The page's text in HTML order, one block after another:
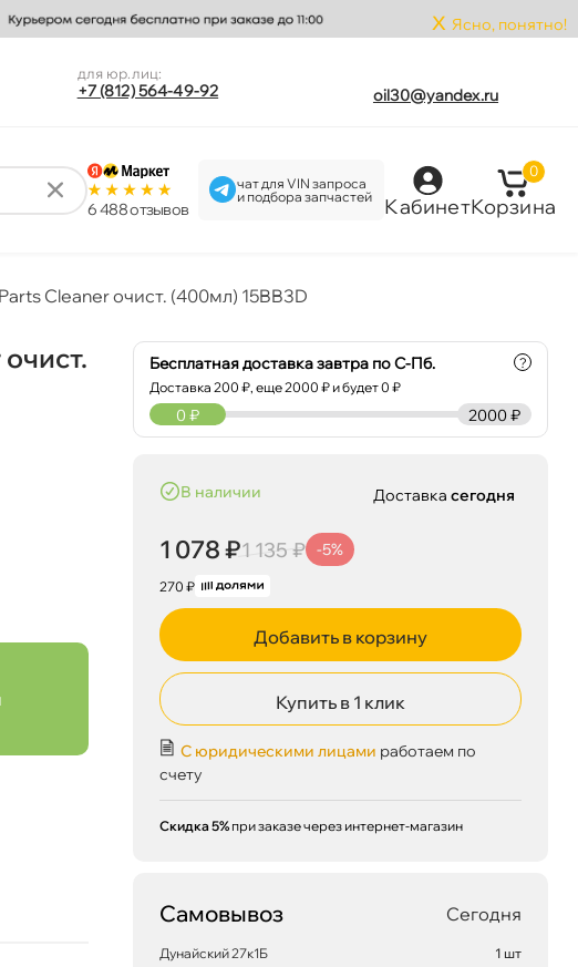
x Ясно, понятно!
для юр.лиц:
+7 (812) 564-49-92 oil30@yandex.ru
6 488 отзыво
чат для VIN запроса
и подбора запчастей
Кабинет
0
Корзина
Cleaner очист. (400мл) 15BB3D
Бесплатная доставка завтра по С-Пб.
Доставка200 ₽, еще2000 ₽ и будет 0 ₽
?
2000 ₽
0 ₽
наличии
1 078 ₽1 135 ₽ -5%
270 ₽
Доставкасегодня
Добавить в корзину
Купить в 1 клик
С юридическими лицами работаем по
счету
Скидка 5% при заказе через интернет-магазин
Самовывоз Сегодня
Дунайский 27к1Б
1 шт
1 078 ₽1 135 ₽ корзину